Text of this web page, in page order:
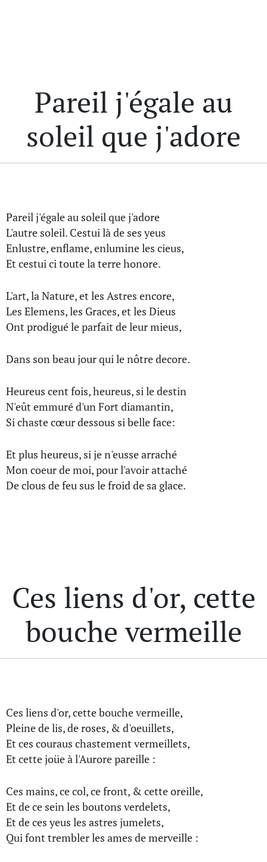
Pareil j'égale au
soleil que j'adore
Pareil j'égale au soleil que j'adore
L'autre soleil. Cestui là de ses yeus
Enlustre, enflame, enlumine les cieus,
Et cestui ci toute la terre honore.
L'art, la Nature, et les Astres encore,
Les Elemens, les Graces, et les Dieus
Ont prodigué le parfait de leur mieus,
Dans son beau jour qui le nôtre decore.
Heureus cent fois, heureus, si le destin
N'eût emmuré d'un Fort diamantin,
Si chaste cœur dessous si belle face:
Et plus heureus, si je n'eusse arraché
Mon coeur de moi, pour l'avoir attaché
De clous de feu sus le froid de sa glace.
Ces liens d'or, cette
bouche vermeille
Ces liens d'or, cette bouche vermeille,
Pleine de lis, de roses, & d'oeuillets,
Et ces couraus chastement vermeillets,
Et cette joüe à l'Aurore pareille :
Ces mains, ce col, ce front, & cette oreille,
Et de ce sein les boutons verdelets,
Et de ces yeus les astres jumelets,
Qui font trembler les ames de merveille :